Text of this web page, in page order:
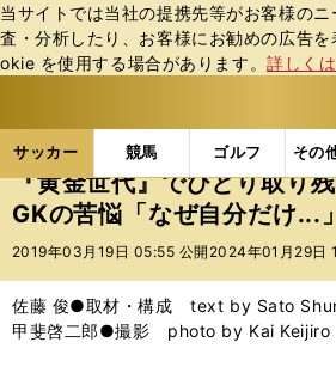
当サイトでは当社の提携先等がお客様の
査・分析したり、お客様にお勧めの広告
okie を使⽤する場合があります。詳しく
サッカー 競馬 ゴルフ その
ス
ポ
ル
バ
サッカーの記事一覧 サッカー
『黄金世代』でひとり取り
GKの苦悩「なぜ自分だけ...
2019年03月19日 05:55 公開 2024年01月29日
佐藤 俊●取材・構成 text by Sato
甲斐啓二郎●撮影 photo by Kai Keijiro